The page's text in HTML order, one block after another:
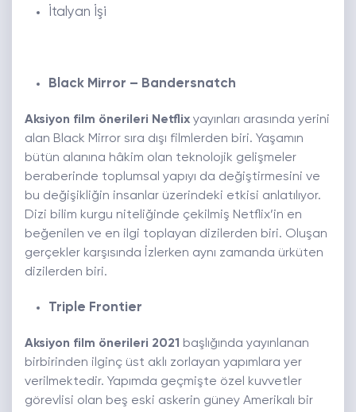
İtalyan İşi
Black Mirror – Bandersnatch
Aksiyon film önerileri Netflix yayınları arasında yerini
alan Black Mirror sıra dışı filmlerden biri. Yaşamın
bütün alanına hâkim olan teknolojik gelişmeler
beraberinde toplumsal yapıyı da değiştirmesini ve
bu değişikliğin insanlar üzerindeki etkisi anlatılıyor.
Dizi bilim kurgu niteliğinde çekilmiş Netflix’in en
beğenilen ve en ilgi toplayan dizilerden biri. Oluşan
gerçekler karşısında İzlerken aynı zamanda ürküten
dizilerden biri.
Triple Frontier
Aksiyon film önerileri 2021 başlığında yayınlanan
birbirinden ilginç üst aklı zorlayan yapımlara yer
verilmektedir. Yapımda geçmişte özel kuvvetler
görevlisi olan beş eski askerin güney Amerikalı bir